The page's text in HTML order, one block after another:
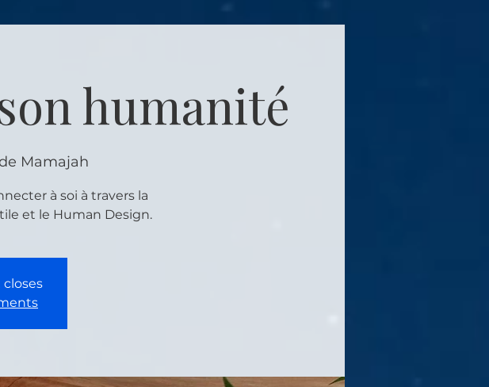
humanité
Mamajah
à soi à travers la
et le Human Design.